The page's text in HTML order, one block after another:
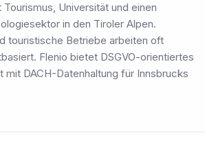
Universität und einen
in den Tiroler Alpen.
touristische Betriebe arbeiten oft
Flenio bietet DSGVO-orientiertes
mit DACH-Datenhaltung für Innsbrucks